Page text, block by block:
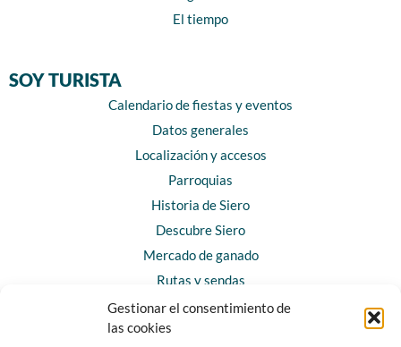
Gestionar el consentimiento de
las cookies
El tiempo
SOY TURISTA
Calendario de fiestas y eventos
Datos generales
Localización y accesos
Parroquias
Historia de Siero
Descubre Siero
Mercado de ganado
Rutas y sendas